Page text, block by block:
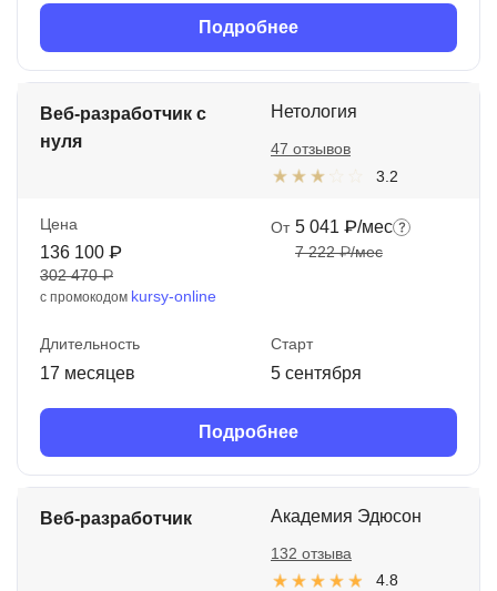
Подробнее
Веб-разработчик с
нуля
Нетология
3.2
47 отзывов
Цена
136 100 ₽
302 470 ₽
с промокодом kursy-online
От 5 041 ₽/мес
7 222 ₽/мес
Длительность
17 месяцев
Старт
5 сентября
Подробнее
Веб-разработчик Академия Эдюсон
4.8
132 отзыва